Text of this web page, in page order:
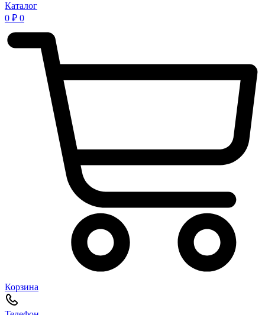
Каталог
0 ₽ 0
Корзина